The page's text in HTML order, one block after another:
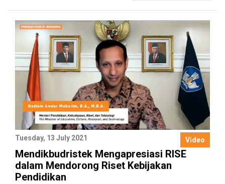
Video
Tuesday, 13 July 2021
Mendikbudristek Mengapresiasi RISE
dalam Mendorong Riset Kebijakan
Pendidikan